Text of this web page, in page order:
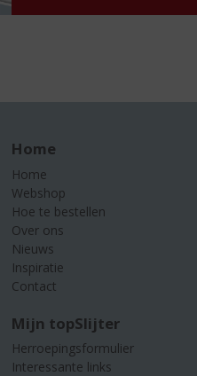
Home
Home
Webshop
Hoe te bestellen
Over ons
Nieuws
Inspiratie
Contact
Mijn topSlijter
Herroepingsformulier
Interessante links